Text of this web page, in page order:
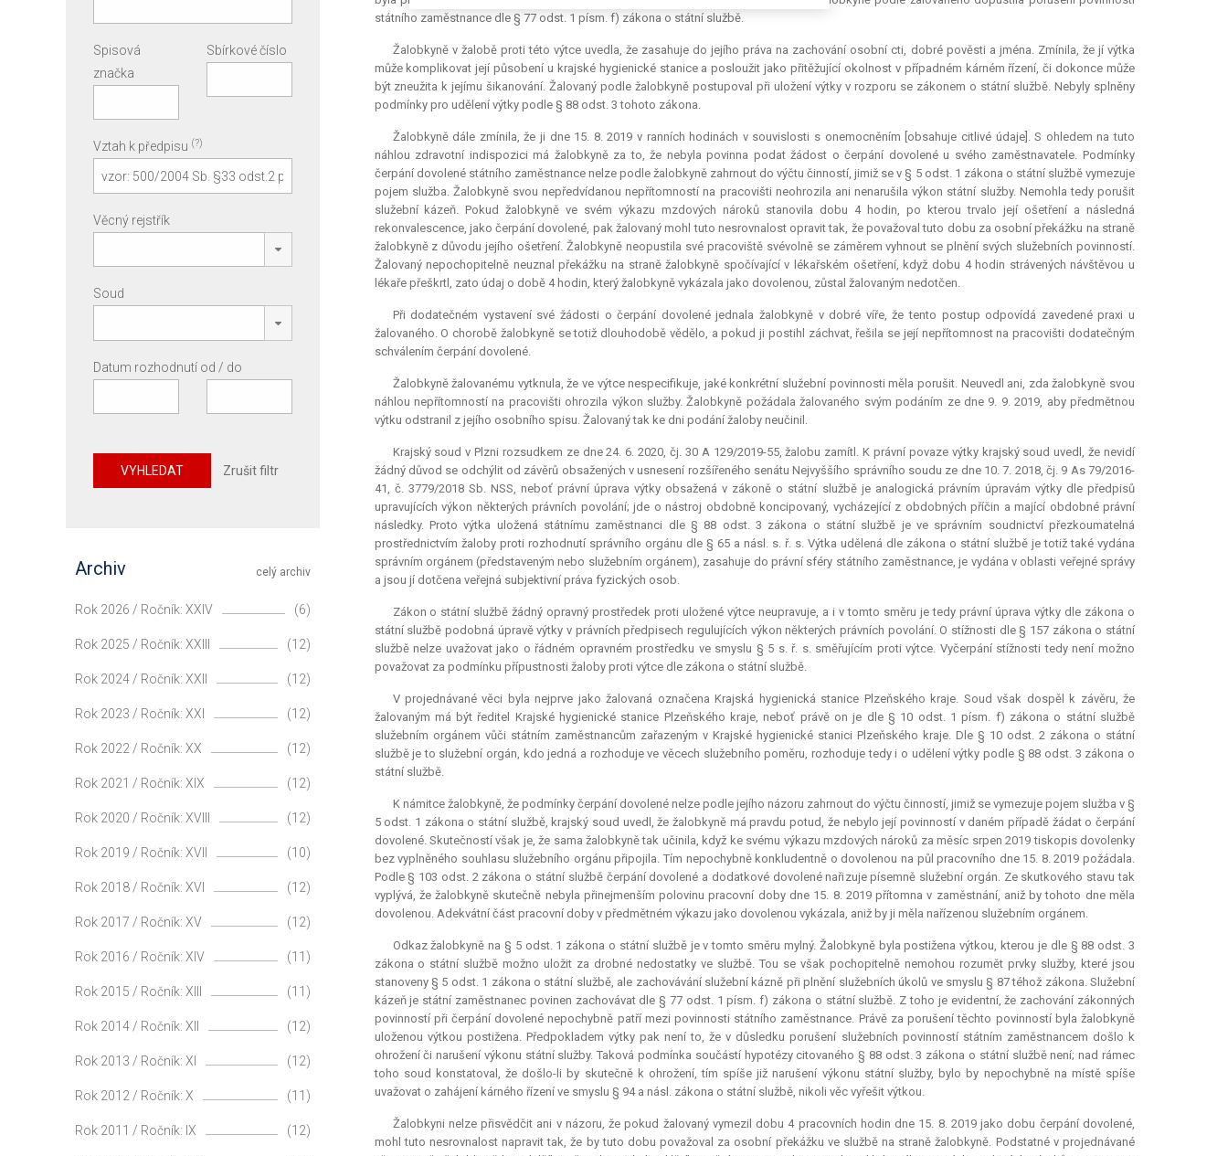
státního zaměstnance dle § 77 odst. 1 písm. f) zákona o státní službě.
Žalobkyně v žalobě proti této výtce uvedla, že zasahuje do jejího práva na zachování osobní cti, dobré pověsti a jména. Zmínila, že jí výtka
může komplikovat její působení u krajské hygienické stanice a posloužit jako přitěžující okolnost v případném kárném řízení, či dokonce může
být zneužita k jejímu šikanování. Žalovaný podle žalobkyně postupoval při uložení výtky v rozporu se zákonem o státní službě. Nebyly splněny
podmínky pro udělení výtky podle § 88 odst. 3 tohoto zákona.
Žalobkyně dále zmínila, že ji dne 15. 8. 2019 v ranních hodinách v souvislosti s onemocněním [obsahuje citlivé údaje]. S ohledem na tuto
náhlou zdravotní indispozici má žalobkyně za to, že nebyla povinna podat žádost o čerpání dovolené u svého zaměstnavatele. Podmínky
čerpání dovolené státního zaměstnance nelze podle žalobkyně zahrnout do výčtu činností, jimiž se v § 5 odst. 1 zákona o státní službě vymezuje
pojem služba. Žalobkyně svou nepředvídanou nepřítomností na pracovišti neohrozila ani nenarušila výkon státní služby. Nemohla tedy porušit
služební kázeň. Pokud žalobkyně ve svém výkazu mzdových nároků stanovila dobu 4 hodin, po kterou trvalo její ošetření a následná
rekonvalescence, jako čerpání dovolené, pak žalovaný mohl tuto nesrovnalost opravit tak, že považoval tuto dobu za osobní překážku na straně
žalobkyně z důvodu jejího ošetření. Žalobkyně neopustila své pracoviště svévolně se záměrem vyhnout se plnění svých služebních povinností.
Žalovaný nepochopitelně neuznal překážku na straně žalobkyně spočívající v lékařském ošetření, když dobu 4 hodin strávených návštěvou u
lékaře přeškrtl, zato údaj o době 4 hodin, který žalobkyně vykázala jako dovolenou, zůstal žalovaným nedotčen.
Při dodatečném vystavení své žádosti o čerpání dovolené jednala žalobkyně v dobré víře, že tento postup odpovídá zavedené praxi u
žalovaného. O chorobě žalobkyně se totiž dlouhodobě vědělo, a pokud ji postihl záchvat, řešila se její nepřítomnost na pracovišti dodatečným
schválením čerpání dovolené.
Žalobkyně žalovanému vytknula, že ve výtce nespecifikuje, jaké konkrétní služební povinnosti měla porušit. Neuvedl ani, zda žalobkyně svou
náhlou nepřítomností na pracovišti ohrozila výkon služby. Žalobkyně požádala žalovaného svým podáním ze dne 9. 9. 2019, aby předmětnou
výtku odstranil z jejího osobního spisu. Žalovaný tak ke dni podání žaloby neučinil.
Krajský soud v Plzni rozsudkem ze dne 24. 6. 2020, čj. 30 A 129/2019-55, žalobu zamítl. K právní povaze výtky krajský soud uvedl, že nevidí
žádný důvod se odchýlit od závěrů obsažených v usnesení rozšířeného senátu Nejvyššího správního soudu ze dne 10. 7. 2018, čj. 9 As 79/2016-
41, č. 3779/2018 Sb. NSS, neboť právní úprava výtky obsažená v zákoně o státní službě je analogická právním úpravám výtky dle předpisů
upravujících výkon některých právních povolání; jde o nástroj obdobně koncipovaný, vycházející z obdobných příčin a mající obdobné právní
následky. Proto výtka uložená státnímu zaměstnanci dle § 88 odst. 3 zákona o státní službě je ve správním soudnictví přezkoumatelná
prostřednictvím žaloby proti rozhodnutí správního orgánu dle § 65 a násl. s. ř. s. Výtka udělená dle zákona o státní službě je totiž také vydána
správním orgánem (představeným nebo služebním orgánem), zasahuje do právní sféry státního zaměstnance, je vydána v oblasti veřejné správy
a jsou jí dotčena veřejná subjektivní práva fyzických osob.
Zákon o státní službě žádný opravný prostředek proti uložené výtce neupravuje, a i v tomto směru je tedy právní úprava výtky dle zákona o
státní službě podobná úpravě výtky v právních předpisech regulujících výkon některých právních povolání. O stížnosti dle § 157 zákona o státní
službě nelze uvažovat jako o řádném opravném prostředku ve smyslu § 5 s. ř. s. směřujícím proti výtce. Vyčerpání stížnosti tedy není možno
považovat za podmínku přípustnosti žaloby proti výtce dle zákona o státní službě.
V projednávané věci byla nejprve jako žalovaná označena Krajská hygienická stanice Plzeňského kraje. Soud však dospěl k závěru, že
žalovaným má být ředitel Krajské hygienické stanice Plzeňského kraje, neboť právě on je dle § 10 odst. 1 písm. f) zákona o státní službě
služebním orgánem vůči státním zaměstnancům zařazeným v Krajské hygienické stanici Plzeňského kraje. Dle § 10 odst. 2 zákona o státní
službě je to služební orgán, kdo jedná a rozhoduje ve věcech služebního poměru, rozhoduje tedy i o udělení výtky podle § 88 odst. 3 zákona o
státní službě.
K námitce žalobkyně, že podmínky čerpání dovolené nelze podle jejího názoru zahrnout do výčtu činností, jimiž se vymezuje pojem služba v §
5 odst. 1 zákona o státní službě, krajský soud uvedl, že žalobkyně má pravdu potud, že nebylo její povinností v daném případě žádat o čerpání
dovolené. Skutečností však je, že sama žalobkyně tak učinila, když ke svému výkazu mzdových nároků za měsíc srpen 2019 tiskopis dovolenky
bez vyplněného souhlasu služebního orgánu připojila. Tím nepochybně konkludentně o dovolenou na půl pracovního dne 15. 8. 2019 požádala.
Podle § 103 odst. 2 zákona o státní službě čerpání dovolené a dodatkové dovolené nařizuje písemně služební orgán. Ze skutkového stavu tak
vyplývá, že žalobkyně skutečně nebyla přinejmenším polovinu pracovní doby dne 15. 8. 2019 přítomna v zaměstnání, aniž by tohoto dne měla
dovolenou. Adekvátní část pracovní doby v předmětném výkazu jako dovolenou vykázala, aniž by ji měla nařízenou služebním orgánem.
Odkaz žalobkyně na § 5 odst. 1 zákona o státní službě je v tomto směru mylný. Žalobkyně byla postižena výtkou, kterou je dle § 88 odst. 3
zákona o státní službě možno uložit za drobné nedostatky ve službě. Tou se však pochopitelně nemohou rozumět prvky služby, které jsou
stanoveny § 5 odst. 1 zákona o státní službě, ale zachovávání služební kázně při plnění služebních úkolů ve smyslu § 87 téhož zákona. Služební
kázeň je státní zaměstnanec povinen zachovávat dle § 77 odst. 1 písm. f) zákona o státní službě. Z toho je evidentní, že zachování zákonných
povinností při čerpání dovolené nepochybně patří mezi povinnosti státního zaměstnance. Právě za porušení těchto povinností byla žalobkyně
uloženou výtkou postižena. Předpokladem výtky pak není to, že v důsledku porušení služebních povinností státním zaměstnancem došlo k
ohrožení či narušení výkonu státní služby. Taková podmínka součástí hypotézy citovaného § 88 odst. 3 zákona o státní službě není; nad rámec
toho soud konstatoval, že došlo-li by skutečně k ohrožení, tím spíše již narušení výkonu státní služby, bylo by nepochybně na místě spíše
uvažovat o zahájení kárného řízení ve smyslu § 94 a násl. zákona o státní službě, nikoli věc vyřešit výtkou.
Žalobkyni nelze přisvědčit ani v názoru, že pokud žalovaný vymezil dobu 4 pracovních hodin dne 15. 8. 2019 jako dobu čerpání dovolené,
mohl tuto nesrovnalost napravit tak, že by tuto dobu považoval za osobní překážku ve službě na straně žalobkyně. Podstatné v projednávané
Spisová
značka
Sbírkové číslo
Vztah k předpisu (?)
Věcný rejstřík
Soud
Datum rozhodnutí od / do
VYHLEDAT Zrušit filtr
celý archiv
Archiv
Rok 2026 / Ročník: XXIV (6)
Rok 2025 / Ročník: XXIII (12)
Rok 2024 / Ročník: XXII (12)
Rok 2023 / Ročník: XXI (12)
Rok 2022 / Ročník: XX (12)
Rok 2021 / Ročník: XIX (12)
Rok 2020 / Ročník: XVIII (12)
Rok 2019 / Ročník: XVII (10)
Rok 2018 / Ročník: XVI (12)
Rok 2017 / Ročník: XV (12)
Rok 2016 / Ročník: XIV (11)
Rok 2015 / Ročník: XIII (11)
Rok 2014 / Ročník: XII (12)
Rok 2013 / Ročník: XI (12)
Rok 2012 / Ročník: X (11)
Rok 2011 / Ročník: IX (12)